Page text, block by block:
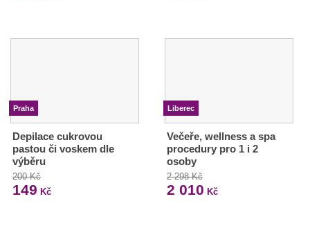
Praha
Depilace cukrovou
pastou či voskem dle
výběru
200 Kč
149 Kč
Liberec
Večeře, wellness a spa
procedury pro 1 i 2
osoby
2 298 Kč
2 010 Kč